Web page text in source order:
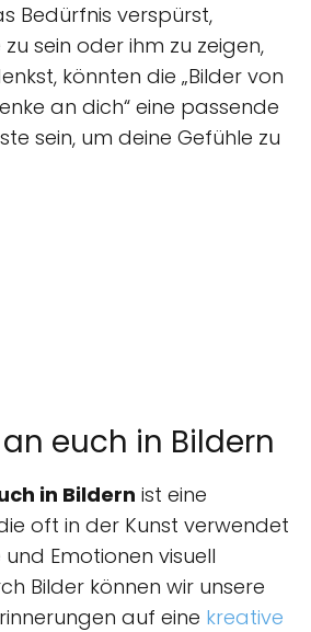
Bedürfnis verspürst,
sein oder ihm zu zeigen,
könnten die „Bilder von
an dich“ eine passende
sein, um deine Gefühle zu
euch in Bildern
in Bildern ist eine
oft in der Kunst verwendet
Emotionen visuell
Bilder können wir unsere
auf eine kreative